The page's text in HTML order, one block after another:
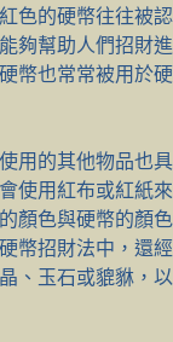
色的硬幣往往被認
夠幫助人們招財進
幣也常常被用於硬
用的其他物品也具
使用紅布或紅紙來
顏色與硬幣的顏色
幣招財法中，還經
、玉石或貔貅，以